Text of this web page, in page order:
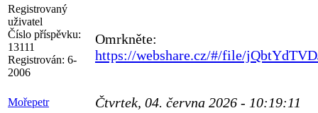
Registrovaný
uživatel
Číslo příspěvku:
13111
Registrován: 6-
2006
Omrkněte:
https://webshare.cz/#/file/
Mořepetr Čtvrtek, 04. června 2026 - 10:19:11